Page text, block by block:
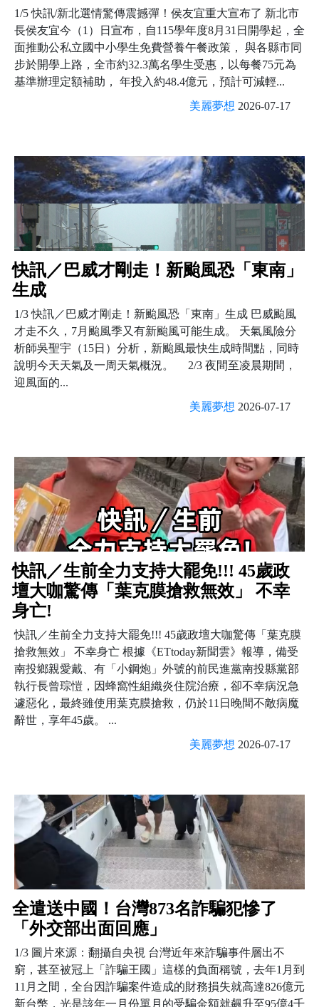
1/5 快訊/新北選情驚傳震撼彈！侯友宜重大宣布了 新北市
長侯友宜今（1）日宣布，自115學年度8月31日開學起，全
面推動公私立國中小學生免費營養午餐政策， 與各縣市同
步於開學上路，全市約32.3萬名學生受惠，以每餐75元為
基準辦理定額補助， 年投入約48.4億元，預計可減輕...
美麗夢想 2026-07-17
快訊／巴威才剛走！新颱風恐「東南」
生成
1/3 快訊／巴威才剛走！新颱風恐「東南」生成 巴威颱風
才走不久，7月颱風季又有新颱風可能生成。 天氣風險分
析師吳聖宇（15日）分析，新颱風最快生成時間點，同時
說明今天天氣及一周天氣概況。 2/3 夜間至凌晨期間，
迎風面的...
美麗夢想 2026-07-17
快訊／生前全力支持大罷免!!! 45歲政
壇大咖驚傳「葉克膜搶救無效」 不幸
身亡!
快訊／生前全力支持大罷免!!! 45歲政壇大咖驚傳「葉克膜
搶救無效」 不幸身亡 根據《ETtoday新聞雲》報導，備受
南投鄉親愛戴、有「小鋼炮」外號的前民進黨南投縣黨部
執行長曾琮愷，因蜂窩性組織炎住院治療，卻不幸病況急
遽惡化，最終雖使用葉克膜搶救，仍於11日晚間不敵病魔
辭世，享年45歲。 ...
美麗夢想 2026-07-17
全遣送中國！台灣873名詐騙犯慘了
「外交部出面回應」
1/3 圖片來源：翻攝自央視 台灣近年來詐騙事件層出不
窮，甚至被冠上「詐騙王國」這樣的負面稱號，去年1月到
11月之間，全台因詐騙案件造成的財務損失就高達826億元
新台幣，光是該年一月份單月的受騙金額就飆升至95億4千